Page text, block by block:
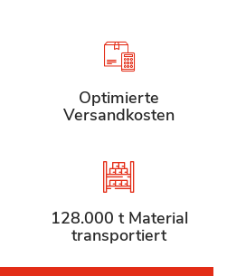
Optimierte
Versandkosten
128.000 t Material
transportiert